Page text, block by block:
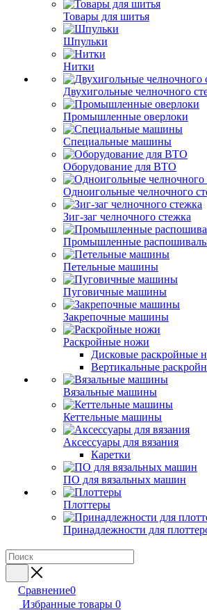
Товары для шитья
Шпульки
Нитки
Двухигольные челночного
Промышленные оверлоки
Специальные машины
Оборудование для ВТО
Одноигольные челночного
Зиг-заг челночного стежка
Промышленные
Петельные машины
Пуговичные машины
Закрепочные машины
Раскройные ножи
Дисковые раскройные
Вертикальные
Вязальные машины
Кеттельные машины
Аксессуары для вязания
Каретки
ПО для вязальных машин
Плоттеры
Принадлежности для
Сравнение0
Избранные товары 0